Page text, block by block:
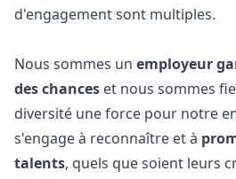
d'engagement sont multiples.
Nous sommes un employeur
des chances et nous sommes
diversité une force pour notre
s'engage à reconnaître et à
talents, quels que soient leurs